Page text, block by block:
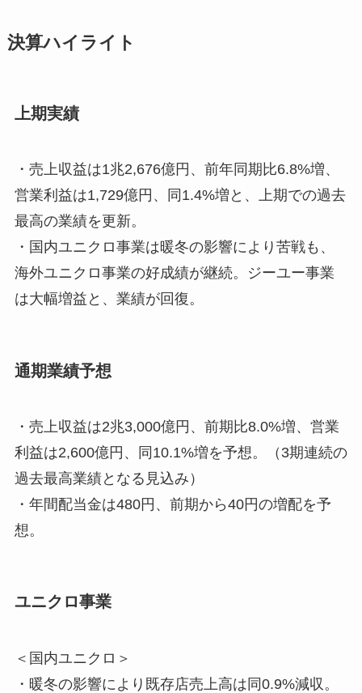
決算ハイライト
上期実績
・売上収益は1兆2,676億円、前年同期比6.8%増、
営業利益は1,729億円、同1.4%増と、上期での過去
最高の業績を更新。
・国内ユニクロ事業は暖冬の影響により苦戦も、
海外ユニクロ事業の好成績が継続。ジーユー事業
は大幅増益と、業績が回復。
通期業績予想
・売上収益は2兆3,000億円、前期比8.0%増、営業
利益は2,600億円、同10.1%増を予想。（3期連続の
過去最高業績となる見込み）
・年間配当金は480円、前期から40円の増配を予
想。
ユニクロ事業
＜国内ユニクロ＞
・暖冬の影響により既存店売上高は同0.9%減収。